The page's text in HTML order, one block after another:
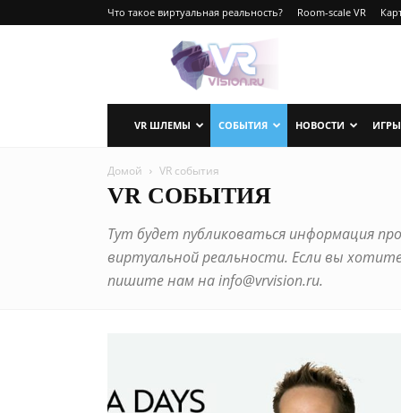
Что такое виртуальная реальность? Room-scale VR
VRvision.ru
VR ШЛЕМЫ СОБЫТИЯ НОВОСТИ ИГРЫ
Домой VR события
VR СОБЫТИЯ
Тут будет публиковаться информация
виртуальной реальности. Если вы
пишите нам на info@vrvision.ru.